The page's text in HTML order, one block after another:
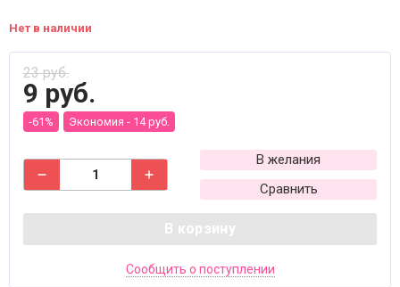
Нет в наличии
23 руб.
9 руб.
-61% Экономия - 14 руб.
В желания
Сравнить
В корзину
Сообщить о поступлении